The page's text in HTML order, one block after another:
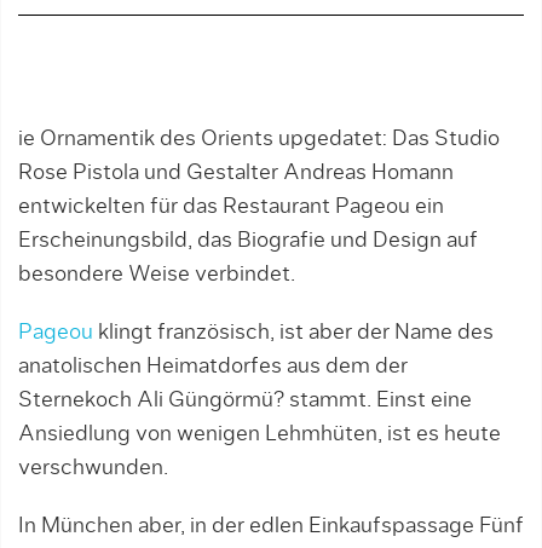
ie Ornamentik des Orients upgedatet: Das Studio
Rose Pistola und Gestalter Andreas Homann
entwickelten für das Restaurant Pageou ein
Erscheinungsbild, das Biografie und Design auf
besondere Weise verbindet.
Pageou klingt französisch, ist aber der Name des
anatolischen Heimatdorfes aus dem der
Sternekoch Ali Güngörmü? stammt. Einst eine
Ansiedlung von wenigen Lehmhüten, ist es heute
verschwunden.
In München aber, in der edlen Einkaufspassage Fünf